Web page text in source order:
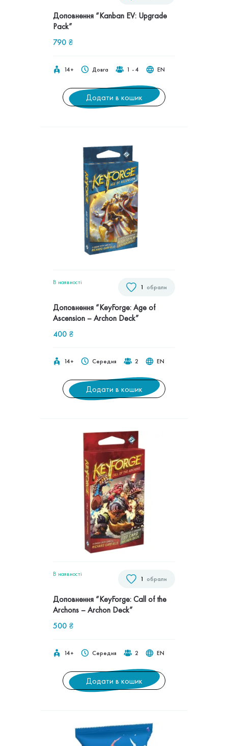
Доповнення “Kanban EV: Upgrade
Pack”
790 ₴
14+ Довга 1 - 4 EN
Додати в кошик
обрали
1
В наявностi
Доповнення “KeyForge: Age of
Ascension – Archon Deck”
400 ₴
14+ Середня 2 EN
Додати в кошик
обрали
1
В наявностi
Доповнення “KeyForge: Call of the
Archons – Archon Deck”
500 ₴
14+ Середня 2 EN
Додати в кошик